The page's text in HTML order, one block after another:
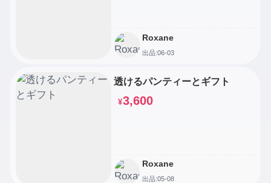
Roxane
出品:06-03
透けるパンティーとギフト
¥3,600
Roxane
出品:05-08